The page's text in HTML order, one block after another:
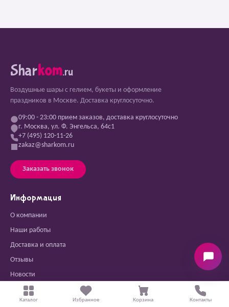
Sharkom.ru
Воздушные шары с гелием, букеты и оформление
праздников в Москве. Доставка круглосуточно.
09:00 - 23:00 прием заказов, доставка круглосуточно
г. Москва, ул. Ф. Энгельса, 64с1
+7 (495) 120-11-26
zakaz@sharkom.ru
Заказать звонок
Информация
О компании
Наши работы
Доставка и оплата
Отзывы
Новости
Контакты
Каталог Избранное Корзина Контакты